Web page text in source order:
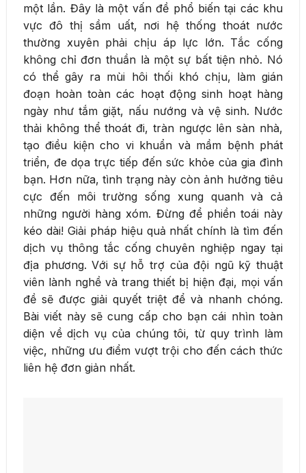
một lần. Đây là một vấn đề phổ biến tại các khu
vực đô thị sầm uất, nơi hệ thống thoát nước
thường xuyên phải chịu áp lực lớn. Tắc cống
không chỉ đơn thuần là một sự bất tiện nhỏ. Nó
có thể gây ra mùi hôi thối khó chịu, làm gián
đoạn hoàn toàn các hoạt động sinh hoạt hàng
ngày như tắm giặt, nấu nướng và vệ sinh. Nước
thải không thể thoát đi, tràn ngược lên sàn nhà,
tạo điều kiện cho vi khuẩn và mầm bệnh phát
triển, đe dọa trực tiếp đến sức khỏe của gia đình
bạn. Hơn nữa, tình trạng này còn ảnh hưởng tiêu
cực đến môi trường sống xung quanh và cả
những người hàng xóm. Đừng để phiền toái này
kéo dài! Giải pháp hiệu quả nhất chính là tìm đến
dịch vụ thông tắc cống chuyên nghiệp ngay tại
địa phương. Với sự hỗ trợ của đội ngũ kỹ thuật
viên lành nghề và trang thiết bị hiện đại, mọi vấn
đề sẽ được giải quyết triệt để và nhanh chóng.
Bài viết này sẽ cung cấp cho bạn cái nhìn toàn
diện về dịch vụ của chúng tôi, từ quy trình làm
việc, những ưu điểm vượt trội cho đến cách thức
liên hệ đơn giản nhất.